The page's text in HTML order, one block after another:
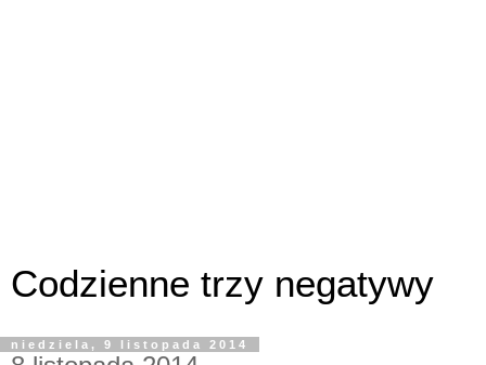
Codzienne trzy negatywy
niedziela, 9 listopada 2014